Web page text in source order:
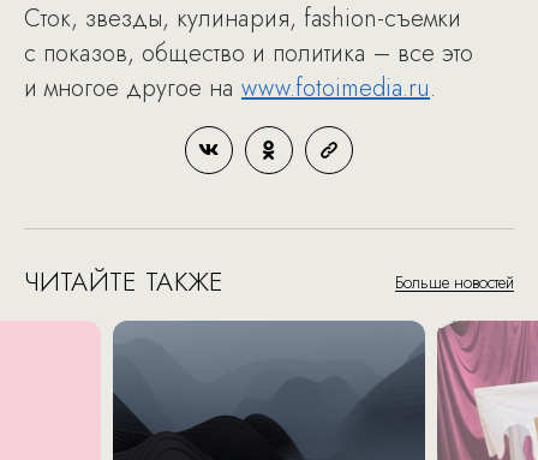
Сток, звезды, кулинария, fashion-съемки
с показов, общество и политика – все это
и многое другое на www.fotoimedia.ru.
ЧИТАЙТЕ ТАКЖЕ Больше новостей